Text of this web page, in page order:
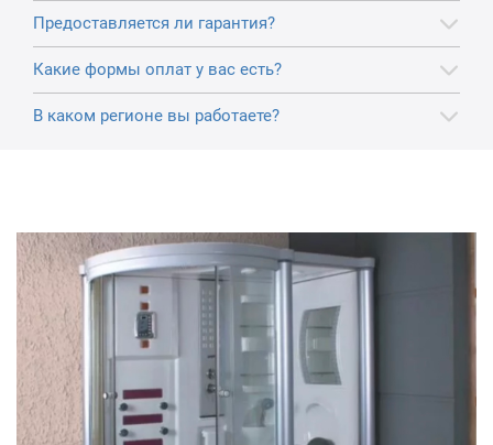
Предоставляется ли гарантия?
Какие формы оплат у вас есть?
В каком регионе вы работаете?